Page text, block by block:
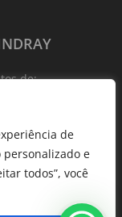
de
personalizado e
todos”, você
de: